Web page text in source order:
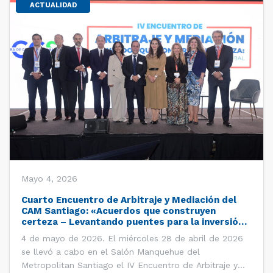
ACTUALIDAD
Mayo 4, 2026
Cuarto Encuentro de Arbitraje y Mediación del
CAM Santiago: «Acuerdos que construyen
certeza – Levantando puentes para la inversión
4 de mayo de 2026. El miércoles 28 de abril de 2026
se llevó a cabo en el Salón Manquehue del
Metropolitan Santiago el IV Encuentro de Arbitraje y